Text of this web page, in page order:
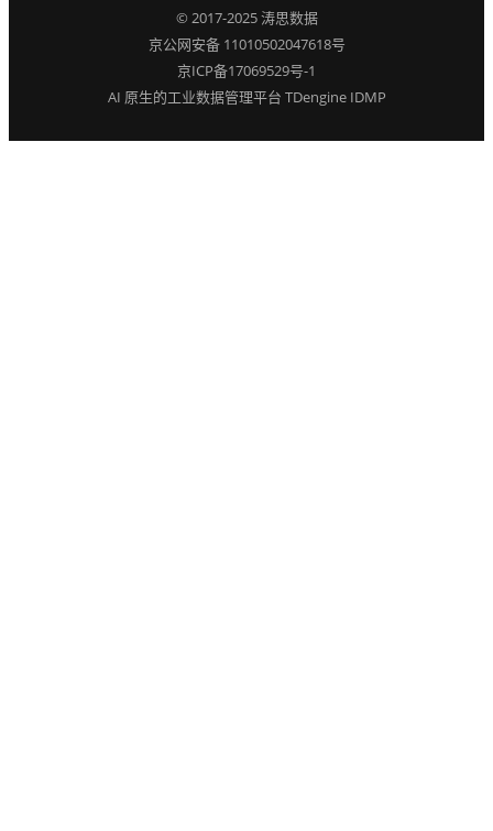
© 2017-2025 涛思数据
京公网安备 11010502047618号
京ICP备17069529号-1
AI 原生的工业数据管理平台 TDengine IDMP